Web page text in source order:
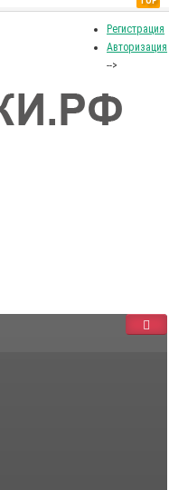
Регистрация
Авторизация
-->